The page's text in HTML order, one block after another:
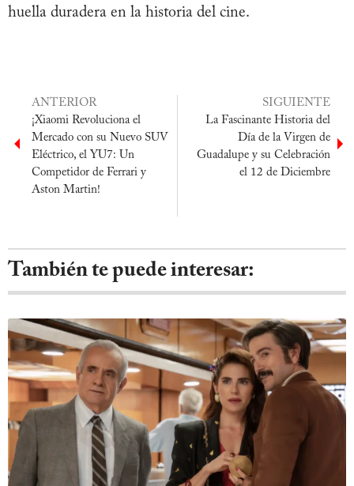
huella duradera en la historia del cine.
ANTERIOR
¡Xiaomi Revoluciona el
Mercado con su Nuevo SUV
Eléctrico, el YU7: Un
Competidor de Ferrari y
Aston Martin!
SIGUIENTE
La Fascinante Historia del
Día de la Virgen de
Guadalupe y su Celebración
el 12 de Diciembre
También te puede interesar: